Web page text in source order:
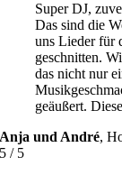
Super DJ,
Das sind die
uns Lieder für
geschnitten.
das nicht nur
geäußert.
Anja und André,
5 / 5